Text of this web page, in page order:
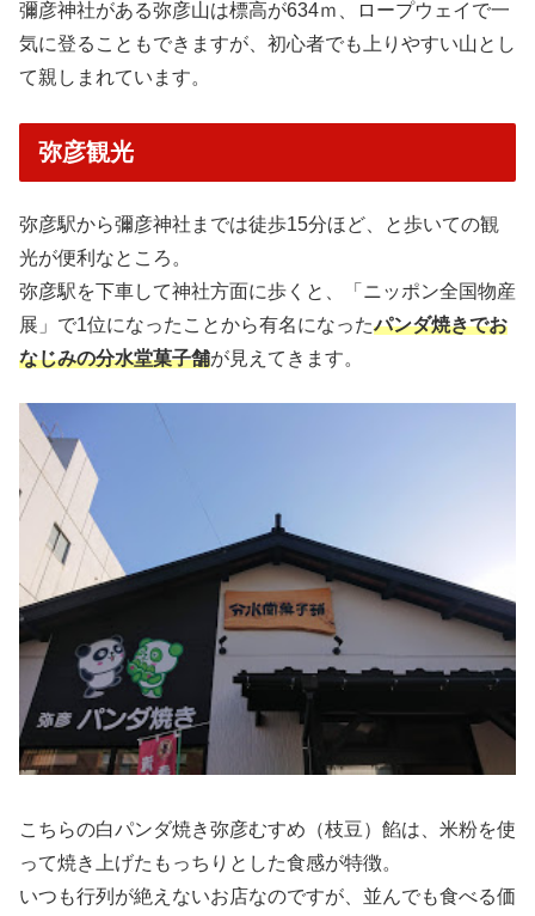
彌彦神社がある弥彦山は標高が634ｍ、ロープウェイで一
気に登ることもできますが、初心者でも上りやすい山とし
て親しまれています。
弥彦観光
弥彦駅から彌彦神社までは徒歩15分ほど、と歩いての観
光が便利なところ。
弥彦駅を下車して神社方面に歩くと、「ニッポン全国物産
展」で1位になったことから有名になったパンダ焼きでお
なじみの分水堂菓子舗が見えてきます。
こちらの白パンダ焼き弥彦むすめ（枝豆）餡は、米粉を使
って焼き上げたもっちりとした食感が特徴。
いつも行列が絶えないお店なのですが、並んでも食べる価